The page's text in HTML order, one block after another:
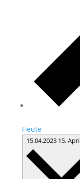
Heute
15.04.2023 15.